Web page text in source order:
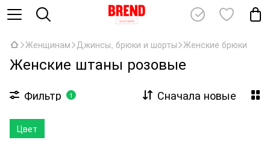
Женщинам Джинсы, брюки и шорты Женские брюки
Женские штаны розовые
Фильтр 1 Сначала новые
Цвет